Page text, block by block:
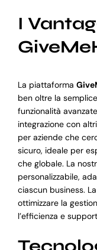
I
La piattaforma
ben oltre la
funzionalità
integrazione con
per aziende che
sicuro, ideale per
che globale. La
personalizzabile,
ciascun business.
ottimizzare la
l’efficienza e